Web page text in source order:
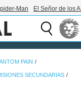
Man El Señor de los
PAIN
SECUNDARIAS